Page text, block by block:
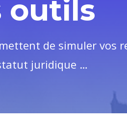
outils
de simuler vos
juridique …